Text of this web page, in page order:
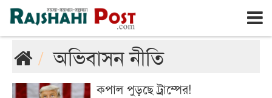
রাজশাহী শুক্রবার, ৭ই আগস্ট ২০২৬, ২৪শে শ্রাবণ ১৪৩৩
অভিবাসন নীতি
কপাল পুড়ছে ট্রাম্পের!